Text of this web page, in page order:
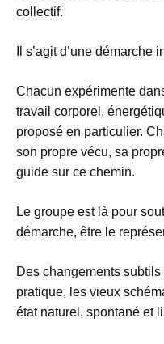
collectif.
Il s’agit d’une
Chacun expérimente
travail corporel,
proposé en particulier.
son propre vécu, sa
guide sur ce chemin.
Le groupe est là pour
démarche, être le
Des changements
pratique, les vieux
état naturel, spontané et